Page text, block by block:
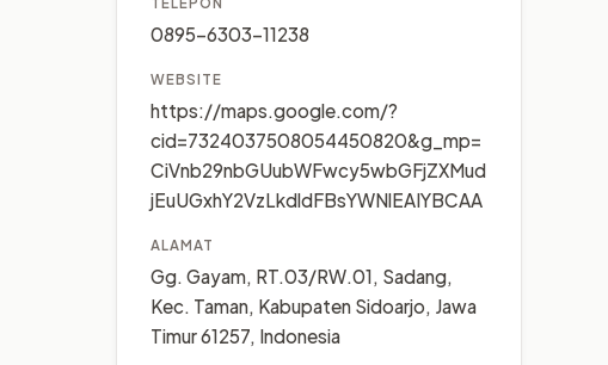
0895-6303-11238
WEBSITE
https://maps.google.com/?
cid=7324037508054450820&g_mp=
CiVnb29nbGUubWFwcy5wbGFjZXMud
jEuUGxhY2VzLkdldFBsYWNlEAIYBCAA
ALAMAT
Gg. Gayam, RT.03/RW.01, Sadang,
Kec. Taman, Kabupaten Sidoarjo, Jawa
Timur 61257, Indonesia